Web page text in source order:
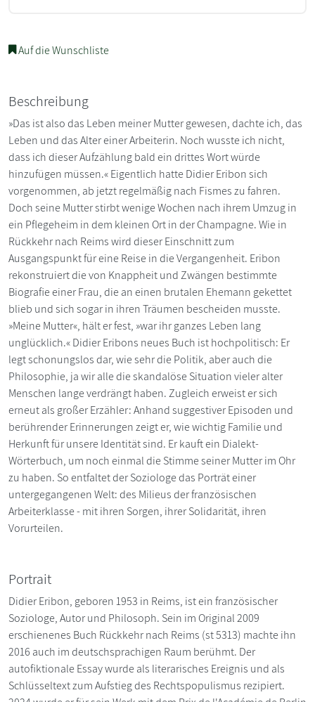
Auf die Wunschliste
Beschreibung
»Das ist also das Leben meiner Mutter gewesen, dachte ich, das
Leben und das Alter einer Arbeiterin. Noch wusste ich nicht,
dass ich dieser Aufzählung bald ein drittes Wort würde
hinzufügen müssen.« Eigentlich hatte Didier Eribon sich
vorgenommen, ab jetzt regelmäßig nach Fismes zu fahren.
Doch seine Mutter stirbt wenige Wochen nach ihrem Umzug in
ein Pflegeheim in dem kleinen Ort in der Champagne. Wie in
Rückkehr nach Reims wird dieser Einschnitt zum
Ausgangspunkt für eine Reise in die Vergangenheit. Eribon
rekonstruiert die von Knappheit und Zwängen bestimmte
Biografie einer Frau, die an einen brutalen Ehemann gekettet
blieb und sich sogar in ihren Träumen bescheiden musste.
»Meine Mutter«, hält er fest, »war ihr ganzes Leben lang
unglücklich.« Didier Eribons neues Buch ist hochpolitisch: Er
legt schonungslos dar, wie sehr die Politik, aber auch die
Philosophie, ja wir alle die skandalöse Situation vieler alter
Menschen lange verdrängt haben. Zugleich erweist er sich
erneut als großer Erzähler: Anhand suggestiver Episoden und
berührender Erinnerungen zeigt er, wie wichtig Familie und
Herkunft für unsere Identität sind. Er kauft ein Dialekt-
Wörterbuch, um noch einmal die Stimme seiner Mutter im Ohr
zu haben. So entfaltet der Soziologe das Porträt einer
untergegangenen Welt: des Milieus der französischen
Arbeiterklasse - mit ihren Sorgen, ihrer Solidarität, ihren
Vorurteilen.
Portrait
Didier Eribon, geboren 1953 in Reims, ist ein französischer
Soziologe, Autor und Philosoph. Sein im Original 2009
erschienenes Buch Rückkehr nach Reims (st 5313) machte ihn
2016 auch im deutschsprachigen Raum berühmt. Der
autofiktionale Essay wurde als literarisches Ereignis und als
Schlüsseltext zum Aufstieg des Rechtspopulismus rezipiert.